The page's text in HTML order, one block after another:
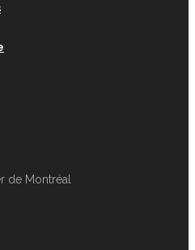
de Montréal